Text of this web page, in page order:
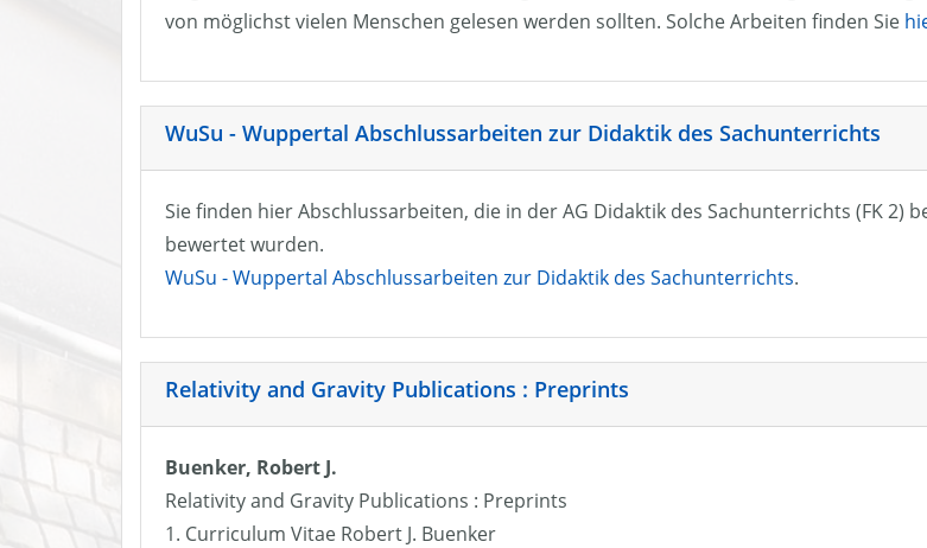
von möglichst vielen Menschen gelesen werden sollten. Solche Arbeiten finden Sie
WuSu - Wuppertal Abschlussarbeiten zur Didaktik des Sachunterrichts
Sie finden hier Abschlussarbeiten, die in der AG Didaktik des Sachunterrichts (FK
bewertet wurden.
WuSu - Wuppertal Abschlussarbeiten zur Didaktik des Sachunterrichts.
Relativity and Gravity Publications : Preprints
Buenker, Robert J.
Relativity and Gravity Publications : Preprints
1. Curriculum Vitae Robert J. Buenker